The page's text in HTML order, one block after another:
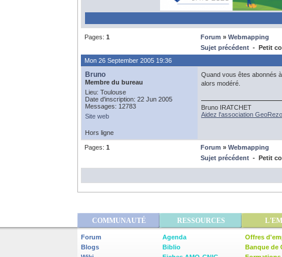
Pages: 1 Forum » Webmapping
Sujet précédent - Petit
Mon 26 September 2005 19:36
Bruno
Membre du bureau
Lieu: Toulouse
Date d'inscription: 22 Jun 2005
Messages: 12783
Site web
Quand vous êtes abonnés
alors modéré.
Bruno IRATCHET
Aidez l'association
Hors ligne
Pages: 1 Forum » Webmapping
Sujet précédent - Petit
COMMUNAUTÉ RESSOURCES
Forum
Blogs
Agenda
Biblio
Offres
Banque de